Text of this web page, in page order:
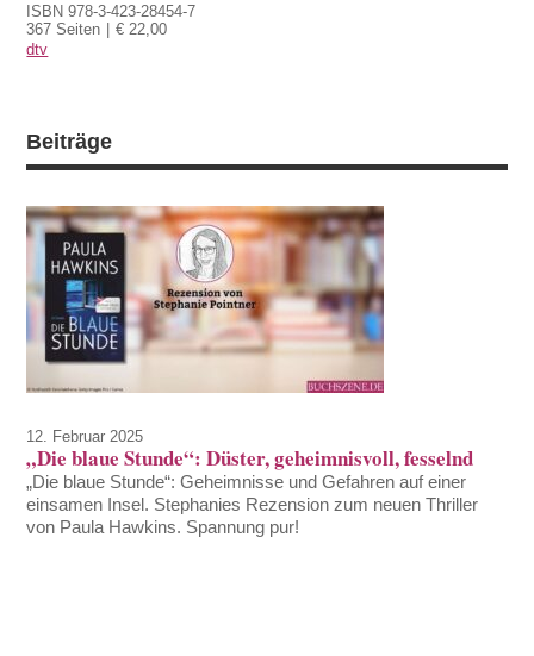
ISBN 978-3-423-28454-7
367 Seiten
€ 22,00
dtv
Beiträge
12. Februar 2025
„Die blaue Stunde“: Düster, geheimnisvoll, fesselnd
„Die blaue Stunde“: Geheimnisse und Gefahren auf einer
einsamen Insel. Stephanies Rezension zum neuen Thriller
von Paula Hawkins. Spannung pur!